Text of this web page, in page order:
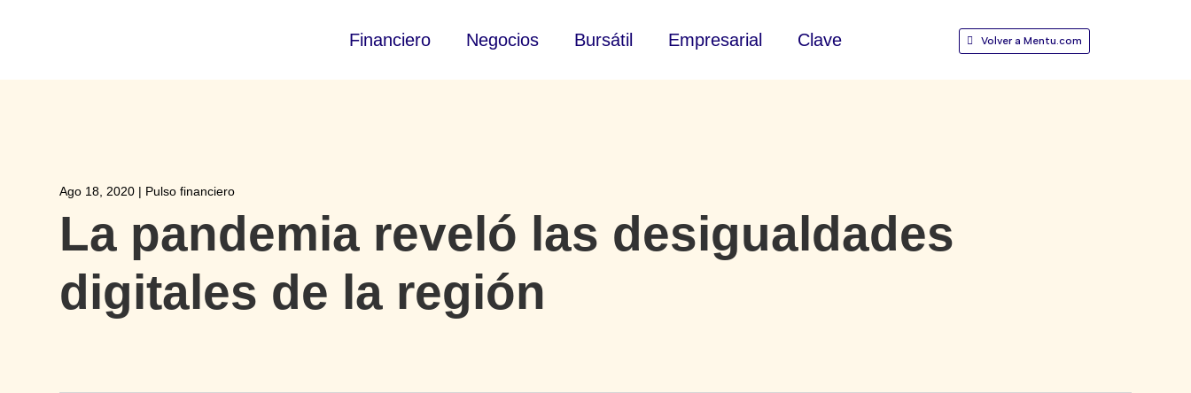
Financiero Negocios Bursátil Empresarial Clave Volver a Mentu.com
Ago 18, 2020 | Pulso financiero
La pandemia reveló las desigualdades
digitales de la región